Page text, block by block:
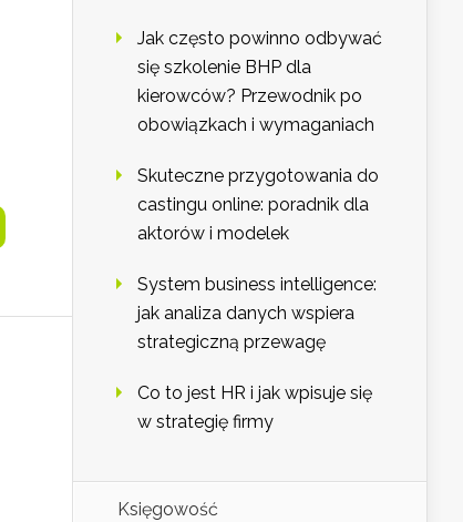
Jak często powinno odbywać
się szkolenie BHP dla
kierowców? Przewodnik po
obowiązkach i wymaganiach
Skuteczne przygotowania do
castingu online: poradnik dla
aktorów i modelek
System business intelligence:
jak analiza danych wspiera
strategiczną przewagę
Co to jest HR i jak wpisuje się
w strategię firmy
Księgowość